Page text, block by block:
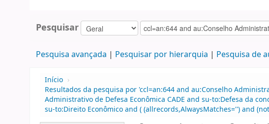
Pesquisar
Pesquisa avançada Pesquisar por hierarquia Pesquisa de
Início ›
Resultados da pesquisa por 'ccl=an:644 and au:Conselho
Administrativo de Defesa Econômica CADE and su-to:Defesa da
su-to:Direito Econômico and ( (allrecords,AlwaysMatches='') and